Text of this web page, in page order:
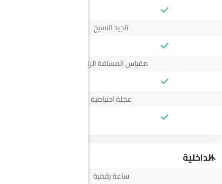
تنجيد النسيج
مقياس المسافة الرقمي
عجلة احتياطية
الداخلية
ساعة رقمية